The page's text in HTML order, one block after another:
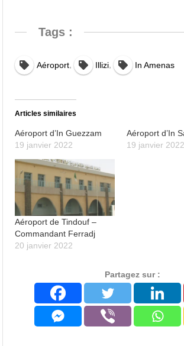
Tags :
Aéroport, Illizi, In Amenas
Articles similaires
Aéroport d’In Guezzam
19 janvier 2022
Aéroport d’In
19 janvier 2022
Aéroport de Tindouf –
Commandant Ferradj
20 janvier 2022
Partagez sur :